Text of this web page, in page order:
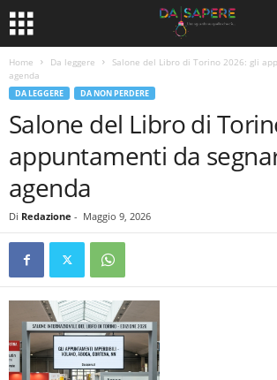
Home Da leggere
Salone del Libro di Torino 2026: gli
agenda
DA LEGGERE DA NON PERDERE
Salone del Libro di
appuntamenti da
agenda
Di Redazione - Maggio 9, 2026